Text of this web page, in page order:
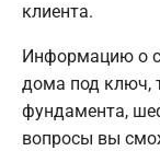
клиента.
Информацию о
дома под ключ,
фундамента,
вопросы вы